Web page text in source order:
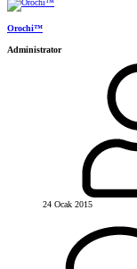
Orochi™
Administrator
24 Ocak 2015